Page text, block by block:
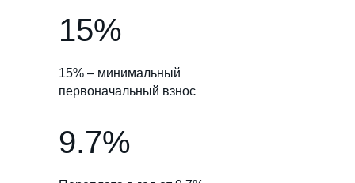
15%
15% – минимальный
первоначальный взнос
9.7%